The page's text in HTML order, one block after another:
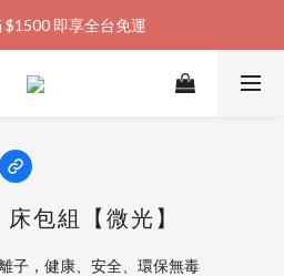
金  馬上領  馬上折
$1500 即享全台免運
物金  馬上領  馬上折
包組【微光】
子，健康、安全、環保無毒